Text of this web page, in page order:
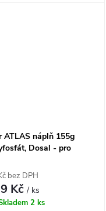
ATLAS náplň 155g
Dosal - pro
bez DPH
Kč/ ks
2 ks